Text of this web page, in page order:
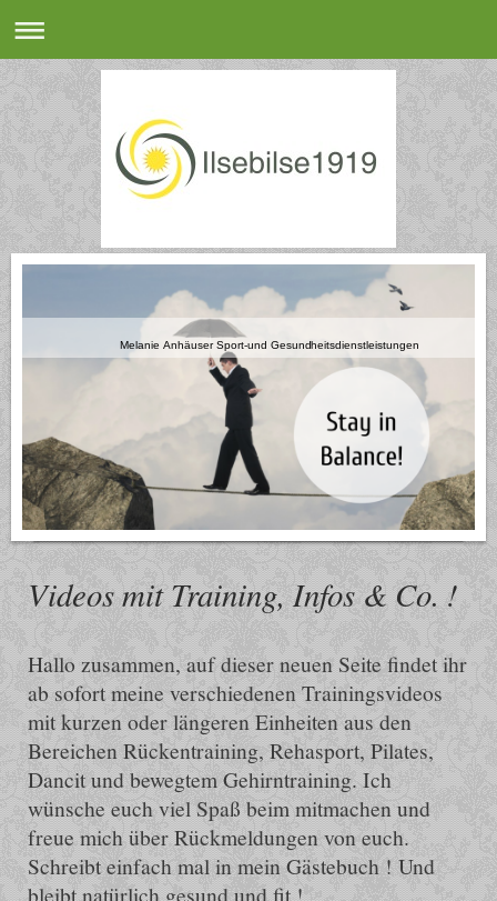
Melanie Anhäuser Sport-und Gesundheitsdienstleistungen
Videos mit Training, Infos & Co. !
Hallo zusammen, auf dieser neuen Seite findet ihr
ab sofort meine verschiedenen Trainingsvideos
mit kurzen oder längeren Einheiten aus den
Bereichen Rückentraining, Rehasport, Pilates,
Dancit und bewegtem Gehirntraining. Ich
wünsche euch viel Spaß beim mitmachen und
freue mich über Rückmeldungen von euch.
Schreibt einfach mal in mein Gästebuch ! Und
bleibt natürlich gesund und fit !